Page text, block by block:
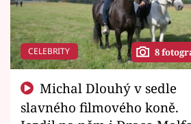
CELEBRITY 8
slavného filmového koně.